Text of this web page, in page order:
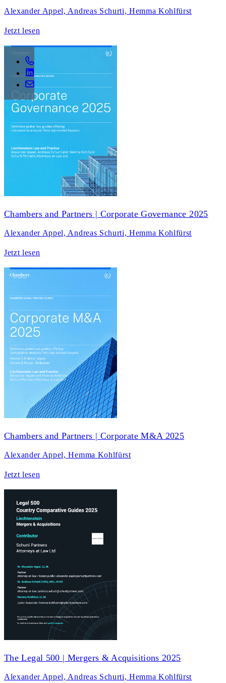
Alexander Appel, Andreas Schurti, Hemma Kohlfürst
Jetzt lesen
Chambers and Partners | Corporate Governance 2025
Alexander Appel, Andreas Schurti, Hemma Kohlfürst
Jetzt lesen
Chambers and Partners | Corporate M&A 2025
Alexander Appel, Hemma Kohlfürst
Jetzt lesen
The Legal 500 | Mergers & Acquisitions 2025
Alexander Appel, Andreas Schurti, Hemma Kohlfürst